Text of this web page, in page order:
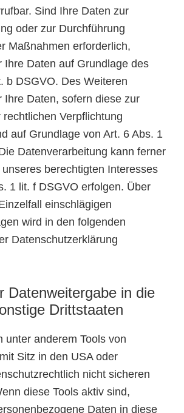
Sind Ihre Daten zur
oder zur Durchführung
Maßnahmen erforderlich,
Ihre Daten auf Grundlage des
b DSGVO. Des Weiteren
Ihre Daten, sofern diese zur
Verpflichtung
auf Grundlage von Art. 6 Abs. 1
Datenverarbeitung kann ferner
berechtigten Interesses
1 lit. f DSGVO erfolgen. Über
einschlägigen
wird in den folgenden
Datenschutzerklärung
Datenweitergabe in die
Drittstaaten
unter anderem Tools von
Sitz in den USA oder
nicht sicheren
diese Tools aktiv sind,
Daten in diese